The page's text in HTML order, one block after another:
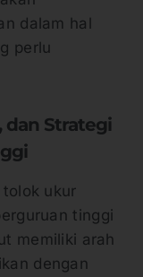
dalam hal
perlu
dan Strategi
ukur
tinggi
memiliki arah
dengan